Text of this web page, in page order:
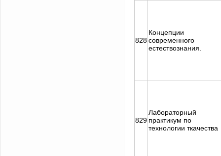
828
Концепции
современного
естествознания.
829
Лабораторный
практикум по
технологии ткачества